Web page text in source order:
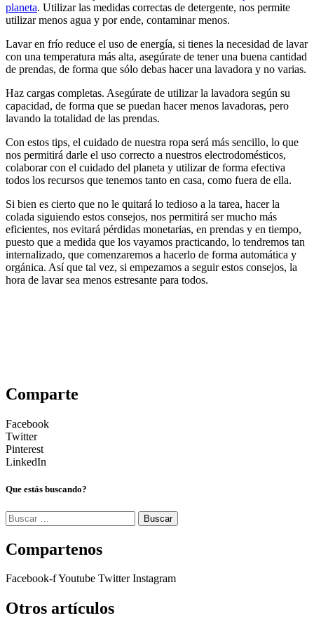
planeta. Utilizar las medidas correctas de detergente, nos permite
utilizar menos agua y por ende, contaminar menos.
Lavar en frío reduce el uso de energía, si tienes la necesidad de lavar
con una temperatura más alta, asegúrate de tener una buena cantidad
de prendas, de forma que sólo debas hacer una lavadora y no varias.
Haz cargas completas. Asegúrate de utilizar la lavadora según su
capacidad, de forma que se puedan hacer menos lavadoras, pero
lavando la totalidad de las prendas.
Con estos tips, el cuidado de nuestra ropa será más sencillo, lo que
nos permitirá darle el uso correcto a nuestros electrodomésticos,
colaborar con el cuidado del planeta y utilizar de forma efectiva
todos los recursos que tenemos tanto en casa, como fuera de ella.
Si bien es cierto que no le quitará lo tedioso a la tarea, hacer la
colada siguiendo estos consejos, nos permitirá ser mucho más
eficientes, nos evitará pérdidas monetarias, en prendas y en tiempo,
puesto que a medida que los vayamos practicando, lo tendremos tan
internalizado, que comenzaremos a hacerlo de forma automática y
orgánica. Así que tal vez, si empezamos a seguir estos consejos, la
hora de lavar sea menos estresante para todos.
Comparte
Facebook
Twitter
Pinterest
LinkedIn
Que estás buscando?
Buscar:
Compartenos
Facebook-fYoutube Twitter Instagram
Otros artículos